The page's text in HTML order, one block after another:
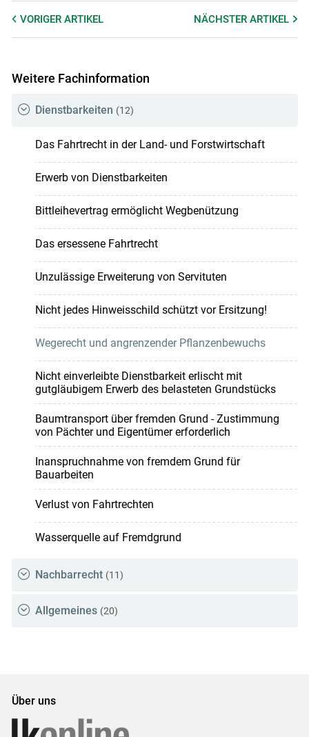
VORIGER ARTIKEL NÄCHSTERARTIKEL
Weitere Fachinformation
Dienstbarkeiten (12)
Das Fahrtrecht in der Land- und Forstwirtschaft
Erwerb von Dienstbarkeiten
Bittleihevertrag ermöglicht Wegbenützung
Das ersessene Fahrtrecht
Unzulässige Erweiterung von Servituten
Nicht jedes Hinweisschild schützt vor Ersitzung!
Wegerecht und angrenzender Pflanzenbewuchs
Nicht einverleibte Dienstbarkeit erlischt mit
gutgläubigem Erwerb des belasteten Grundstücks
Baumtransport über fremden Grund - Zustimmung
von Pächter und Eigentümer erforderlich
Inanspruchnahme von fremdem Grund für
Bauarbeiten
Verlust von Fahrtrechten
Wasserquelle auf Fremdgrund
Nachbarrecht (11)
Allgemeines (20)
Über uns